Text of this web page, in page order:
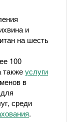
и
на шесть
100
такжеуслуги
в
среди
.